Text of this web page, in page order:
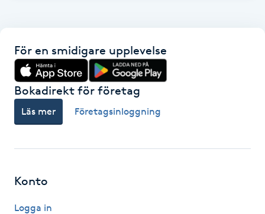
Hårbottenbehandling
Hårförlängning
Hårvård
Hälsprickor
För en smidigare upplevelse
Bokadirekt för företag
Läs mer Företagsinloggning
Konto
Logga in